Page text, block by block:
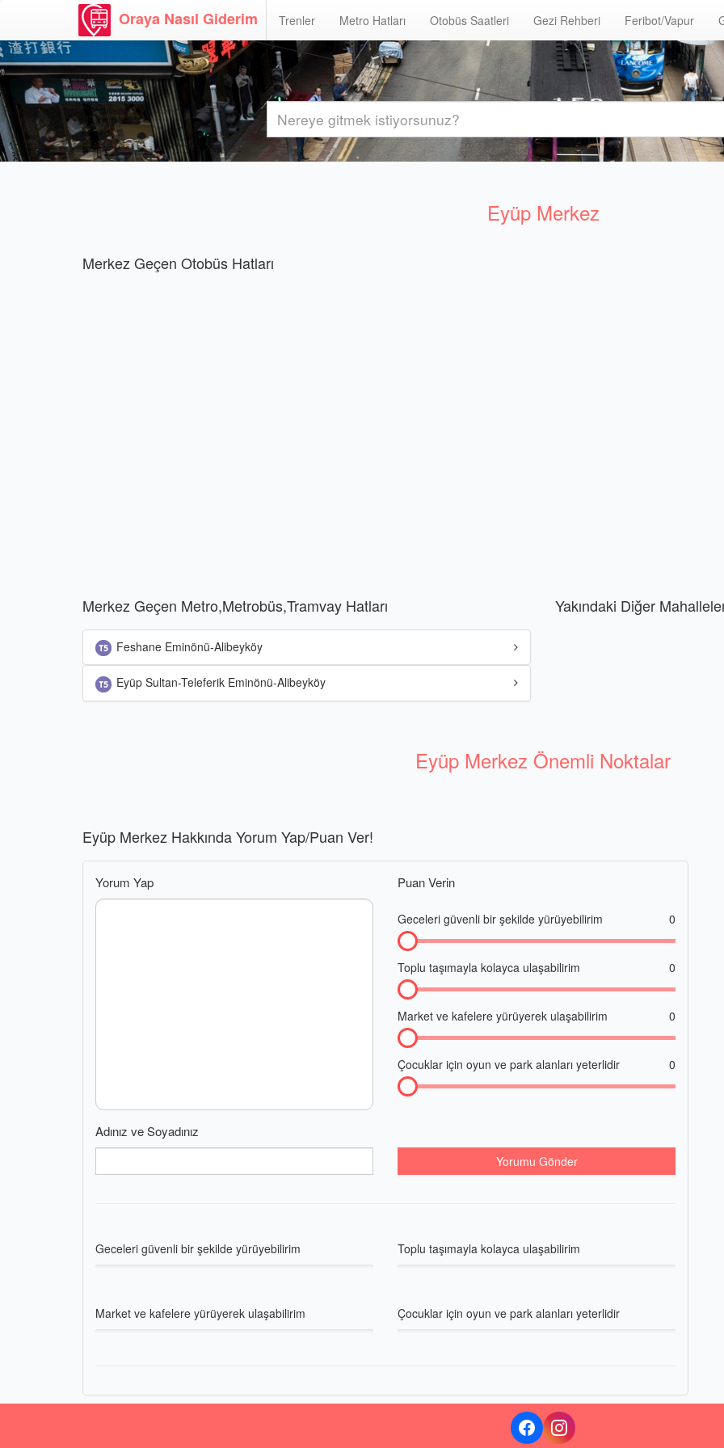
Oraya Nasıl Giderim Trenler Metro Hatları Otobüs Saatleri Gezi Rehberi Feribot/Vapur
Eyüp Merkez
Merkez Geçen Otobüs Hatları
Merkez Geçen Metro,Metrobüs,Tramvay Hatları
Feshane Eminönü-Alibeyköy
Eyüp Sultan-Teleferik Eminönü-Alibeyköy
Yakındaki Diğer
Eyüp Merkez Önemli Noktalar
Eyüp Merkez Hakkında Yorum Yap/Puan Ver!
Yorum Yap Puan Verin
Geceleri güvenli bir şekilde yürüyebilirim 0
Toplu taşımayla kolayca ulaşabilirim 0
Market ve kafelere yürüyerek ulaşabilirim 0
Çocuklar için oyun ve park alanları yeterlidir 0
Adınız ve Soyadınız
Yorumu Gönder
Geceleri güvenli bir şekilde yürüyebilirim Toplu taşımayla kolayca ulaşabilirim
Market ve kafelere yürüyerek ulaşabilirim Çocuklar için oyun ve park alanları yeterlidir